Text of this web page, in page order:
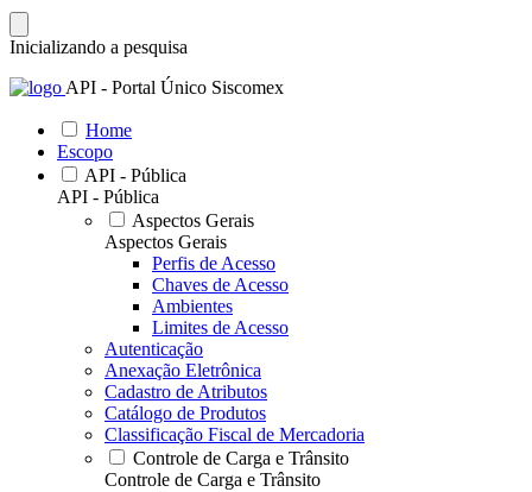
Inicializando a pesquisa
API - Portal Único Siscomex
Home
Escopo
API - Pública
API - Pública
Aspectos Gerais
Aspectos Gerais
Perfis de Acesso
Chaves de Acesso
Ambientes
Limites de Acesso
Autenticação
Anexação Eletrônica
Cadastro de Atributos
Catálogo de Produtos
Classificação Fiscal de Mercadoria
Controle de Carga e Trânsito
Controle de Carga e Trânsito